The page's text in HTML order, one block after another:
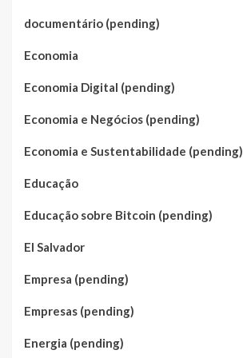
documentário (pending)
Economia
Economia Digital (pending)
Economia e Negócios (pending)
Economia e Sustentabilidade (pending)
Educação
Educação sobre Bitcoin (pending)
El Salvador
Empresa (pending)
Empresas (pending)
Energia (pending)